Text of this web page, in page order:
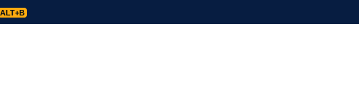
ALT+B